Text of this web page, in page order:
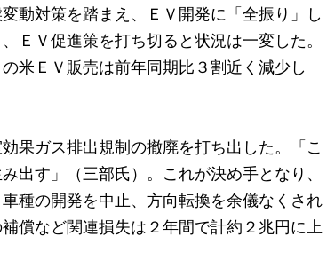
動対策を踏まえ、ＥＶ開発に「全振り」し
ＥＶ促進策を打ち切ると状況は一変した。
米ＥＶ販売は前年同期比３割近く減少し
果ガス排出規制の撤廃を打ち出した。「こ
出す」（三部氏）。これが決め手となり、
種の開発を中止、方向転換を余儀なくされ
償など関連損失は２年間で計約２兆円に上